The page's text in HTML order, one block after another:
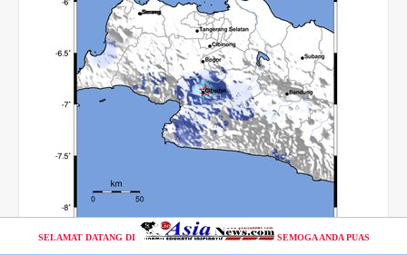
SELAMAT DATANG DI SEMOGA ANDA PUAS